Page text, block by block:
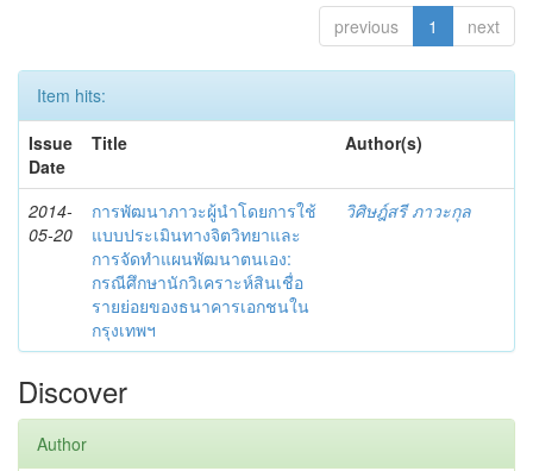
previous 1 next
Item hits:
Issue
Date
Title Author(s)
2014-
05-20
การพัฒนาภาวะผู้นำโดยการใช้
แบบประเมินทางจิตวิทยาและ
การจัดทำแผนพัฒนาตนเอง:
กรณีศึกษานักวิเคราะห์สินเชื่อ
รายย่อยของธนาคารเอกชนใน
กรุงเทพฯ
วิศิษฎ์สรี ภาวะกุล
Discover
Author